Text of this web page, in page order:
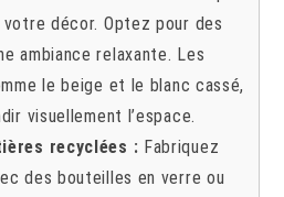
votre décor. Optez pour des
ambiance relaxante. Les
le beige et le blanc cassé,
visuellement l’espace.
recyclées : Fabriquez
des bouteilles en verre ou